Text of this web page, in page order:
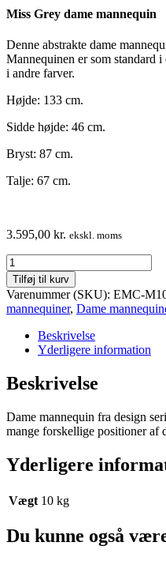
Miss Grey dame mannequin
Denne abstrakte dame
Mannequinen er som standard
i andre farver.
Højde: 133 cm.
Sidde højde: 46 cm.
Bryst: 87 cm.
Talje: 67 cm.
3.595,00 kr. ekskl. moms
Dame
design
mannequin
M
Collection
Grey
-
look
-
38
antal
Tilføj til kurv
Varenummer (SKU): EMC-
mannequiner, Dame
Beskrivelse
Yderligere information
Beskrivelse
Dame mannequin fra design
mange forskellige positioner af
Yderligere
Vægt 10 kg
Du kunne også